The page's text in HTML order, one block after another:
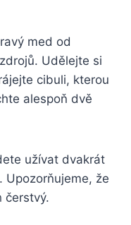
med od
Udělejte si
cibuli, kterou
alespoň dvě
užívat dvakrát
Upozorňujeme, že
čerstvý.